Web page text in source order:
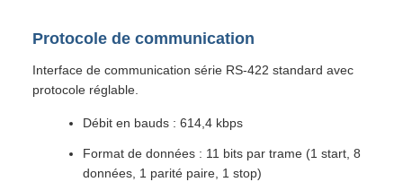
Protocole de communication
Interface de communication série RS-422 standard avec
protocole réglable.
Débit en bauds : 614,4 kbps
Format de données : 11 bits par trame (1 start, 8
données, 1 parité paire, 1 stop)